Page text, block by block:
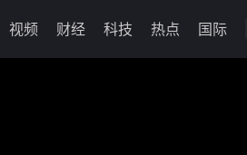
视频 财经 科技 热点 国际